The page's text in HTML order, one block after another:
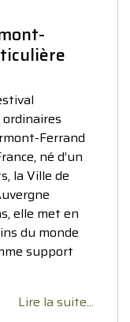
Ferrand
né d’un
la Ville de
elle met en
du monde
support
Lire la suite...